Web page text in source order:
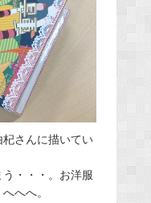
さんに描いてい
・・・。お洋服
へへ。